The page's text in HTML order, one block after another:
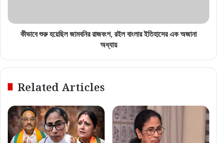
কীভাবে শুরু হয়েছিল জামবনির রাজবংশ, রইল বাংলার ইতিহাসের এক অজানা
অধ্যায়
Related Articles